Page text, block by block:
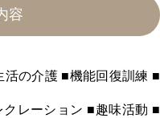
容
の介護 ■機能回復訓練 ■
レーション ■趣味活動 ■